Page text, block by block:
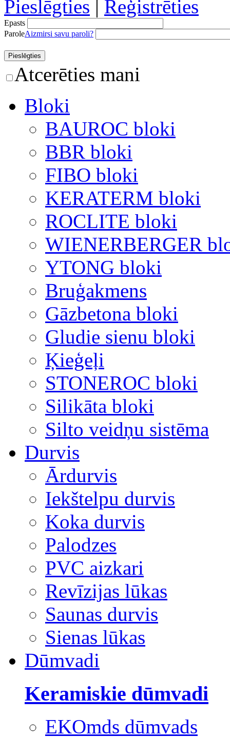
Pieslēgties | Reģistrēties
Epasts
ParoleAizmirsi savu paroli?
Atcerēties mani
Bloki
BAUROC bloki
BBR bloki
FIBO bloki
KERATERM bloki
ROCLITE bloki
WIENERBERGER
YTONG bloki
Bruģakmens
Gāzbetona bloki
Gludie sienu bloki
Ķieģeļi
STONEROC bloki
Silikāta bloki
Silto veidņu sistēma
Durvis
Ārdurvis
Iekštelpu durvis
Koka durvis
Palodzes
PVC aizkari
Revīzijas lūkas
Saunas durvis
Sienas lūkas
Dūmvadi
Keramiskie dūmvadi
EKOmds dūmvads